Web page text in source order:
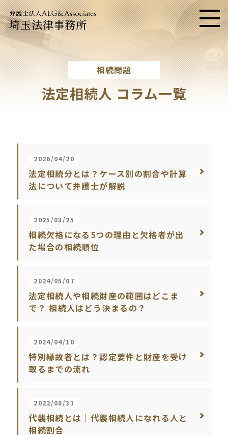
埼玉法律事務所 メニ
相続問題
法定相続人 コラム一覧
2026/04/20
法定相続分とは？ケース別の割合や計算
法について弁護士が解説
2025/03/25
相続欠格になる5つの理由と欠格者が出
た場合の相続順位
2024/05/07
法定相続人や相続財産の範囲はどこま
で？ 相続人はどう決まるの？
2024/04/10
特別縁故者とは？認定要件と財産を受け
取るまでの流れ
2022/08/31
代襲相続とは｜代襲相続人になれる人と
相続割合